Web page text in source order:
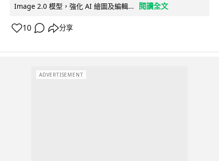
Image 2.0 模型，強化 AI 繪圖及編輯...
閱讀全文
10 分享
ADVERTISEMENT